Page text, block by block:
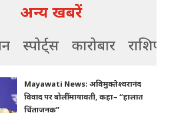
अन्य खबरें
स्पोर्ट्स कारोबार राशिफल
Mayawati News: अविमुक्तेश्वरानंद
विवाद पर बोलीं मायावती, कहा– “हालात
चिंताजनक”